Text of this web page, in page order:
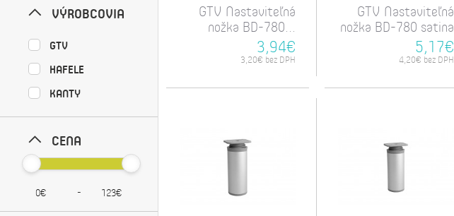
VÝROBCOVIA
GTV
HAFELE
KANTY
CENA
-
GTV Nastaviteľná
nožka BD-780...
3,94€
3,20€ bez DPH
GTV Nastaviteľná
nožka BD-780 satina
5,17€
4,20€ bez DPH